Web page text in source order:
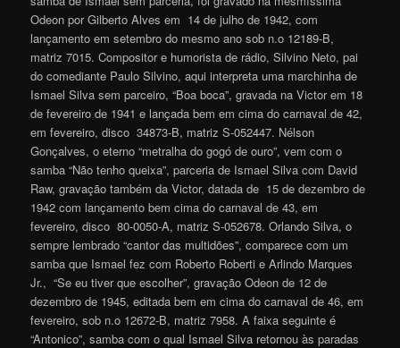
Odeon por Gilberto Alves em 14 de julho de 1942, com
lançamento em setembro do mesmo ano sob n.o 12189-B,
matriz 7015. Compositor e humorista de rádio, Silvino Neto, pai
do comediante Paulo Silvino, aqui interpreta uma marchinha de
Ismael Silva sem parceiro, “Boa boca”, gravada na Victor em 18
de fevereiro de 1941 e lançada bem em cima do carnaval de 42,
em fevereiro, disco 34873-B, matriz S-052447. Nélson
Gonçalves, o eterno “metralha do gogó de ouro”, vem com o
samba “Não tenho queixa”, parceria de Ismael Silva com David
Raw, gravação também da Victor, datada de 15 de dezembro de
1942 com lançamento bem cima do carnaval de 43, em
fevereiro, disco 80-0050-A, matriz S-052678. Orlando Silva, o
sempre lembrado “cantor das multidões”, comparece com um
samba que Ismael fez com Roberto Roberti e Arlindo Marques
Jr., “Se eu tiver que escolher”, gravação Odeon de 12 de
dezembro de 1945, editada bem em cima do carnaval de 46, em
fevereiro, sob n.o 12672-B, matriz 7958. A faixa seguinte é
“Antonico”, samba com o qual Ismael Silva retornou às paradas